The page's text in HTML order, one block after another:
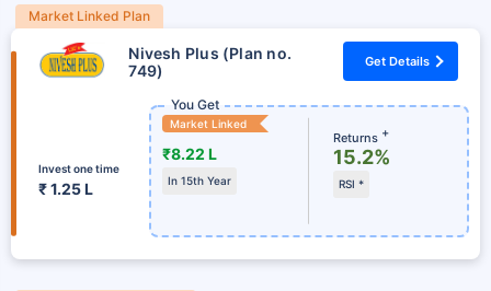
Market Linked Plan
Nivesh Plus (Plan no.
749)
Get Details
Invest one time
₹ 1.25 L
You Get
Market Linked
₹8.22 L
In 15th Year
Returns +
15.2%
RSI *